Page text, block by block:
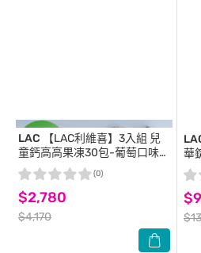
LAC 【LAC利維喜】3入組 兒
童鈣高高果凍30包-葡萄口味
(成長關鍵/婦幼系列)
$2,780
$4,170
(0)
華
力
銷